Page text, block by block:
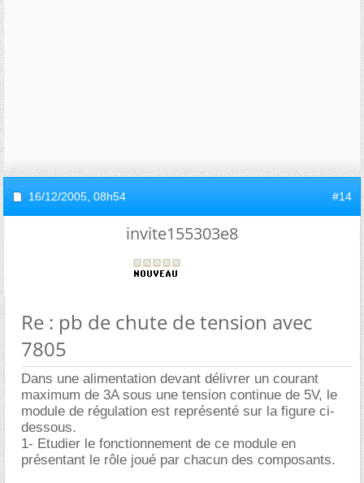
16/12/2005, 08h54 #14
invite155303e8
Re : pb de chute de tension avec
7805
Dans une alimentation devant délivrer un courant
maximum de 3A sous une tension continue de 5V, le
module de régulation est représenté sur la figure ci-
dessous.
1- Etudier le fonctionnement de ce module en
présentant le rôle joué par chacun des composants.